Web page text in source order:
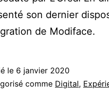
son dernier
de Modiface.
le 6 janvier 2020
comme Digital,